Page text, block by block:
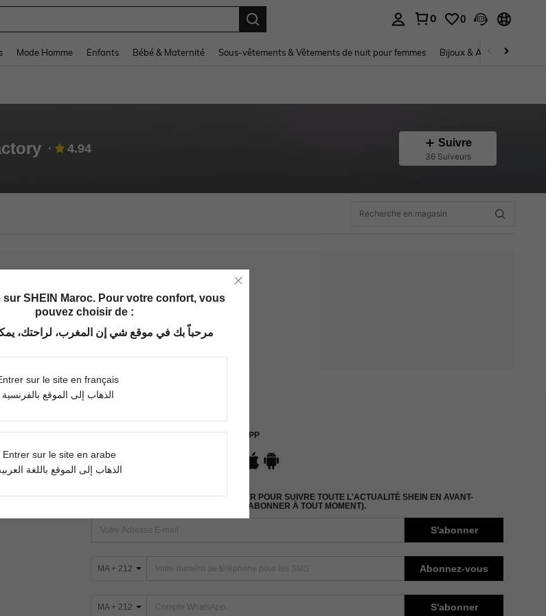
0 0
Mode Homme Enfants Bébé & Maternité Sous-vêtements & Vêtements de nuit pour femmes Bijoux & Accessoires pour
4.94 Suivre
36 Suiveurs
trouvé. Veuillez essayer une autre recherche.
TROUVEZ-NOUS SUR APP
ABONNEZ-VOUS À NOTRE NEWSLETTER POUR SUIVRE TOUTE L'ACTUALITÉ SHEIN EN AVANT-
PREMIÈRE ! (VOUS POUVEZ VOUS DÉSABONNER À TOUT MOMENT).
S'abonner
MA + 212 Abonnez-vous
MA + 212 S'abonner
sur SHEIN Maroc. Pour votre confort, vous
pouvez choisir de :
مرحباً بك في موقع شي إن المغرب، لراحتك،
sur le site en français
الذهاب إلى الموقع بالفرنسية
Entrer sur le site en arabe
الذهاب إلى الموقع باللغة